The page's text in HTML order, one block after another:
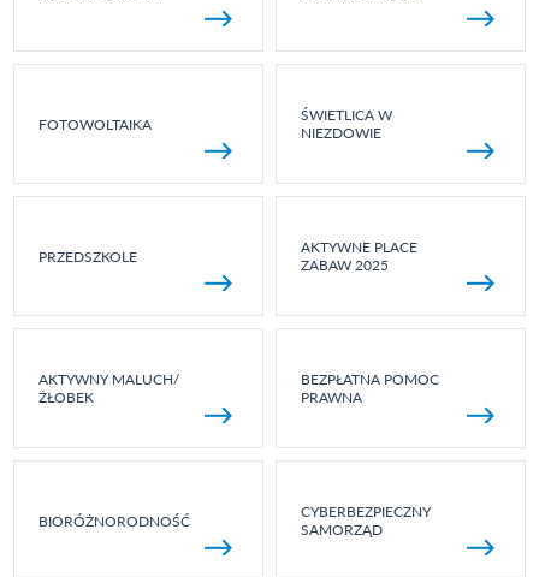
FOTOWOLTAIKA
ŚWIETLICA W
NIEZDOWIE
PRZEDSZKOLE
AKTYWNE PLACE
ZABAW 2025
AKTYWNY MALUCH/
ŻŁOBEK
BEZPŁATNA POMOC
PRAWNA
BIORÓŻNORODNOŚĆ
CYBERBEZPIECZNY
SAMORZĄD